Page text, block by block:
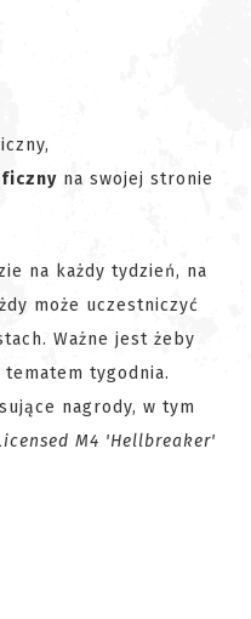
na swojej stronie
na każdy tydzień, na
może uczestniczyć
Ważne jest żeby
tematem tygodnia.
nagrody, w tym
M4 'Hellbreaker'